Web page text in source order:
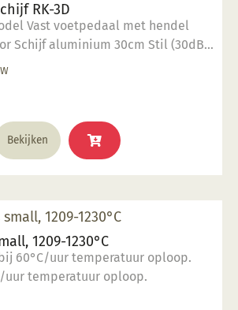
RK-3D
Vast voetpedaal met hendel
Schijf aluminium 30cm Stil (30dB)
40 kg draaigewicht Op dit
Bekijken
1209-1230°C
bij 60°C/uur temperatuur oploop.
uur temperatuur oploop.